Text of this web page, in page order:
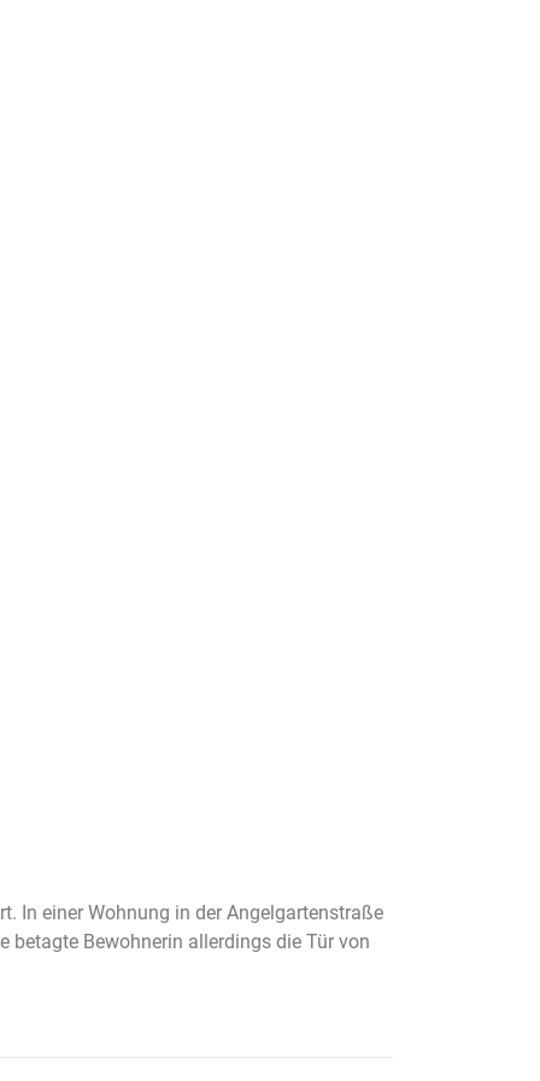
In einer Wohnung in der Angelgartenstraße
betagte Bewohnerin allerdings die Tür von